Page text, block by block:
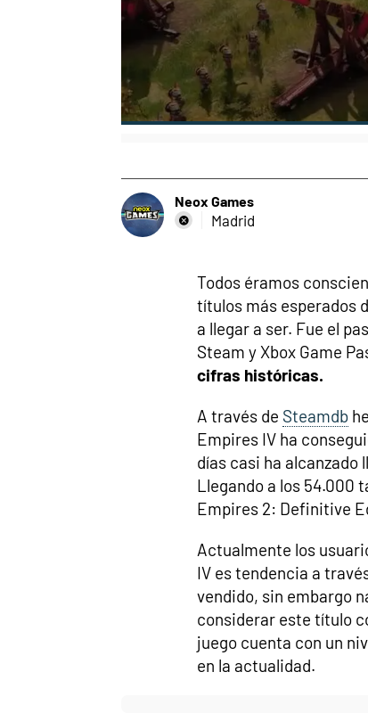
Neox Games
Madrid
Todos éramos
títulos más esperados
a llegar a ser. Fue el
Steam y Xbox Game
cifras históricas.
A través de Steamdb
Empires IV ha
días casi ha alcanzado
Llegando a los 54.000
Empires 2: Definitive
Actualmente los
IV es tendencia a
vendido, sin embargo
considerar este título
juego cuenta con un
en la actualidad.